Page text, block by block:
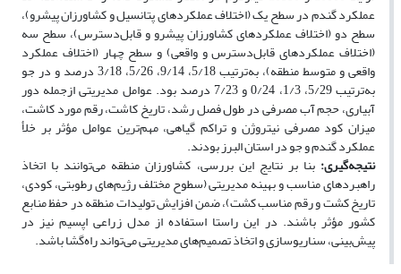
عملکرد گندم در سطح یک (اختلاف عملکردهای پتانسیل و کشاورزان پیشرو)،
سطح دو (اختلاف عملکردهای کشاورزان پیشرو و قابل‌دسترس)، سطح سه
(اختلاف عملکردهای قابل‌دسترس و واقعی) و سطح چهار (اختلاف عملکرد
واقعی و متوسط منطقه)، به‌ترتیب 5/18، 9/14، 5/26، 3/18 درصد و در جو
به‌ترتیب 5/29، 1/3، 0/24 و 7/23 درصد بود. عوامل مدیریتی ازجمله دور
آبیاری، حجم آب مصرفی در طول فصل رشد، تاریخ کاشت، رقم مورد کاشت،
میزان کود مصرفی نیتروژن و تراکم گیاهی، مهم‌ترین عوامل مؤثر بر خلأ
عملکرد گندم و جو در استان البرز بودند.
نتیجه‌گیری: بنا بر نتایج این بررسی، کشاورزان منطقه می‌توانند با اتخاذ
راهبردهای مناسب و بهینه مدیریتی (سطوح مختلف رژیم‌های رطوبتی، کودی،
تاریخ کشت‌ و رقم مناسب کشت)، ضمن افزایش تولیدات منطقه در حفظ منابع
کشور مؤثر باشند. در این راستا استفاده از مدل زراعی اپسیم نیز در
پیش‌بینی، سناریوسازی و اتخاذ تصمیم‌های مدیریتی می‌تواند راه‌گشا باشد.